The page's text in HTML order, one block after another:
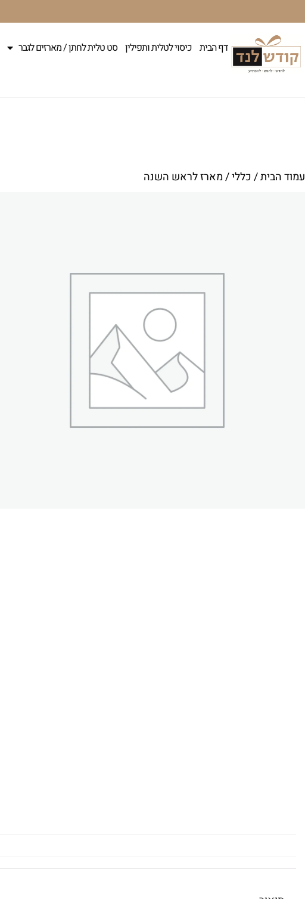
דף הבית כיסוי לטלית ותפילין סט טלית לחתן / מארזים לגבר
עמוד הבית/כללי/ מארז לראש השנה